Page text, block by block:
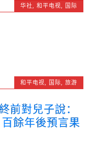
华社, 和平电视, 国际
和平电视, 国际, 旅游
前對兒子說：
餘年後預言果